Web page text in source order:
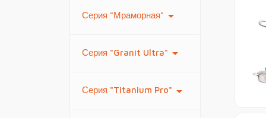
Серия "Мраморная" arrow_drop_down
Серия "Granit Ultra" arrow_drop_down
Серия "Titanium Pro" arrow_drop_down